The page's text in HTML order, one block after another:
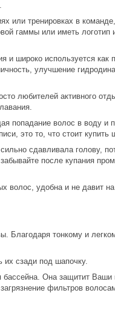
или тренировках в
гаммы или иметь логотип
и широко используется
улучшение
любителей активного
волос в воду и
это то, что стоит купить
сдавливала голову,
после купания
волос, удобна и не давит на
Благодаря тонкому и
их сзади под шапочку.
Она защитит Ваши
фильтров